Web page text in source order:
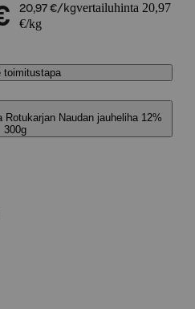
20,97 €/kgvertailuhinta 20,97
€/kg
toimitustapa
Naudan jauheliha 12%
300g